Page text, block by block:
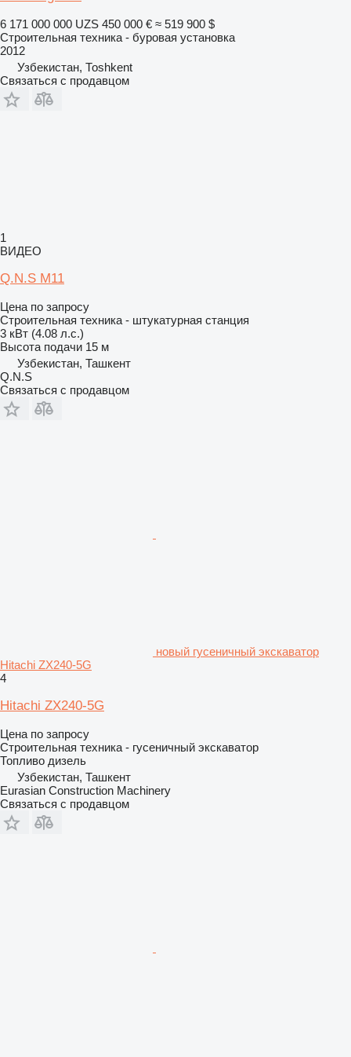
6 171 000 000 UZS 450 000 € ≈ 519 900 $
Строительная техника - буровая установка
2012
Узбекистан, Тоshkent
Связаться с продавцом
1
ВИДЕО
Q.N.S М11
Цена по запросу
Строительная техника - штукатурная станция
3 кВт (4.08 л.с.)
Высота подачи 15 м
Узбекистан, Ташкент
Q.N.S
Связаться с продавцом
новый гусеничный экскаватор
Hitachi ZX240-5G
4
Hitachi ZX240-5G
Цена по запросу
Строительная техника - гусеничный экскаватор
Топливо дизель
Узбекистан, Ташкент
Eurasian Construction Machinery
Связаться с продавцом